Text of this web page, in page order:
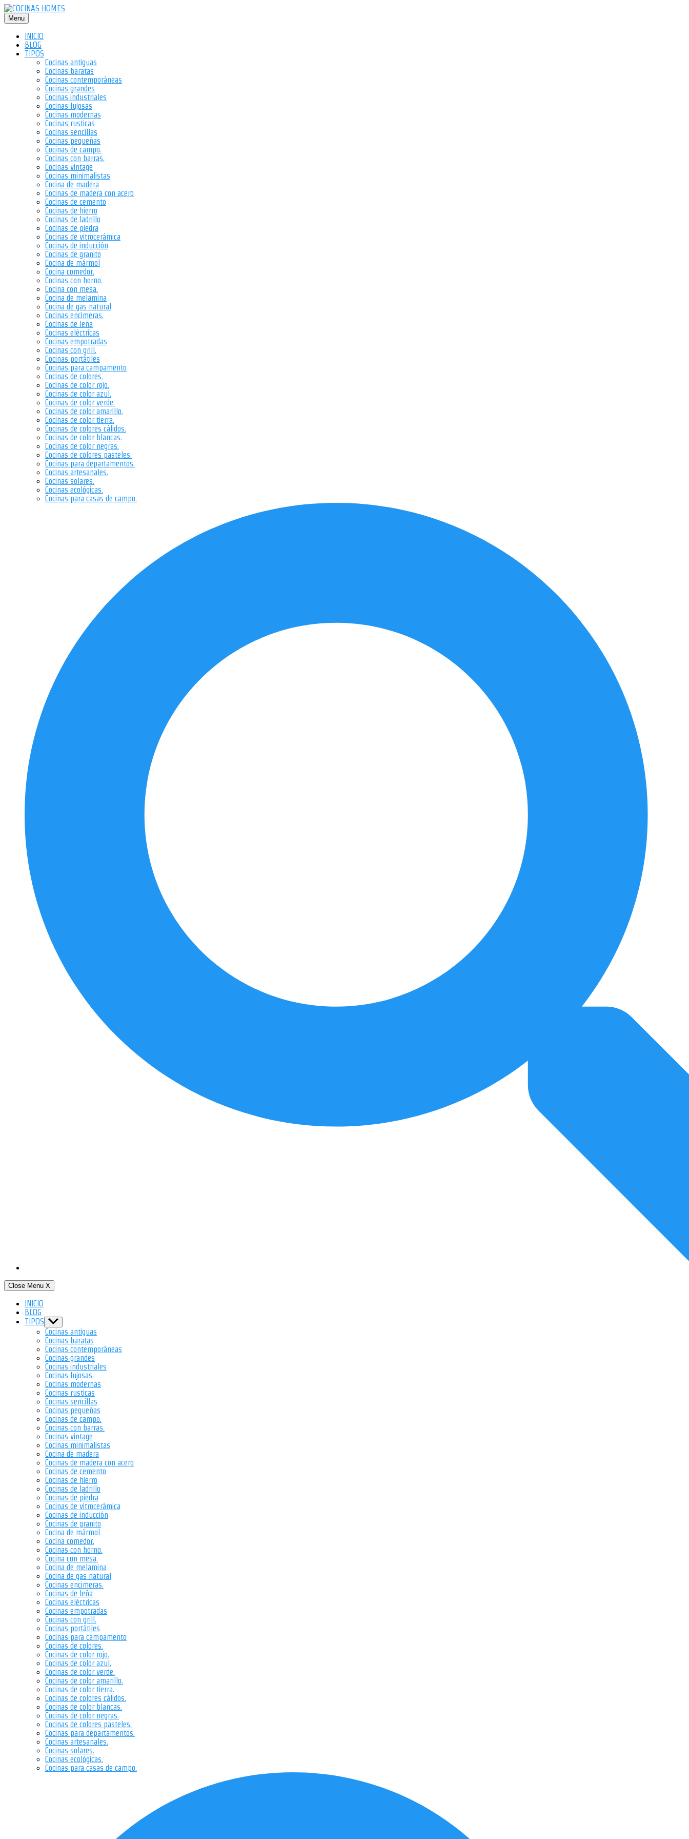
Saltar
al
contenido
Menu
INICIO
BLOG
TIPOS
Cocinas antiguas
Cocinas baratas
Cocinas contemporáneas
Cocinas grandes
Cocinas industriales
Cocinas lujosas
Cocinas modernas
Cocinas rusticas
Cocinas sencillas
Cocinas pequeñas
Cocinas de campo.
Cocinas con barras.
Cocinas vintage
Cocinas minimalistas
Cocina de madera
Cocinas de madera con acero
Cocinas de cemento
Cocinas de hierro
Cocinas de ladrillo
Cocinas de piedra
Cocinas de vitrocerámica
Cocinas de inducción
Cocinas de granito
Cocina de mármol
Cocina comedor.
Cocinas con horno.
Cocina con mesa.
Cocina de melamina
Cocina de gas natural
Cocinas encimeras.
Cocinas de leña
Cocinas eléctricas
Cocinas empotradas
Cocinas con grill.
Cocinas portátiles
Cocinas para campamento
Cocinas de colores.
Cocinas de color rojo.
Cocinas de color azul.
Cocinas de color verde.
Cocinas de color amarillo.
Cocinas de color tierra.
Cocinas de colores cálidos.
Cocinas de color blancas.
Cocinas de color negras.
Cocinas de colores pasteles.
Cocinas para departamentos.
Cocinas artesanales.
Cocinas solares.
Cocinas ecológicas.
Cocinas para casas de campo.
Close Menu X
INICIO
BLOG
TIPOS Show
sub
menu
Cocinas antiguas
Cocinas baratas
Cocinas contemporáneas
Cocinas grandes
Cocinas industriales
Cocinas lujosas
Cocinas modernas
Cocinas rusticas
Cocinas sencillas
Cocinas pequeñas
Cocinas de campo.
Cocinas con barras.
Cocinas vintage
Cocinas minimalistas
Cocina de madera
Cocinas de madera con acero
Cocinas de cemento
Cocinas de hierro
Cocinas de ladrillo
Cocinas de piedra
Cocinas de vitrocerámica
Cocinas de inducción
Cocinas de granito
Cocina de mármol
Cocina comedor.
Cocinas con horno.
Cocina con mesa.
Cocina de melamina
Cocina de gas natural
Cocinas encimeras.
Cocinas de leña
Cocinas eléctricas
Cocinas empotradas
Cocinas con grill.
Cocinas portátiles
Cocinas para campamento
Cocinas de colores.
Cocinas de color rojo.
Cocinas de color azul.
Cocinas de color verde.
Cocinas de color amarillo.
Cocinas de color tierra.
Cocinas de colores cálidos.
Cocinas de color blancas.
Cocinas de color negras.
Cocinas de colores pasteles.
Cocinas para departamentos.
Cocinas artesanales.
Cocinas solares.
Cocinas ecológicas.
Cocinas para casas de campo.